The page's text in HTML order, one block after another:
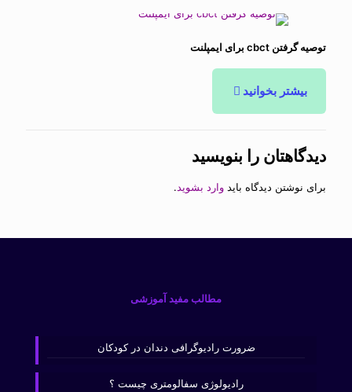
توصیه گرفتن cbct برای ایمپلنت
بیشتر بخوانید
دیدگاهتان را بنویسید
برای نوشتن دیدگاه باید وارد بشوید.
مطالب مفید آموزشی
ضرورت رادیوگرافی دندان در کودکان
رادیولوژی سفالومتری چیست ؟